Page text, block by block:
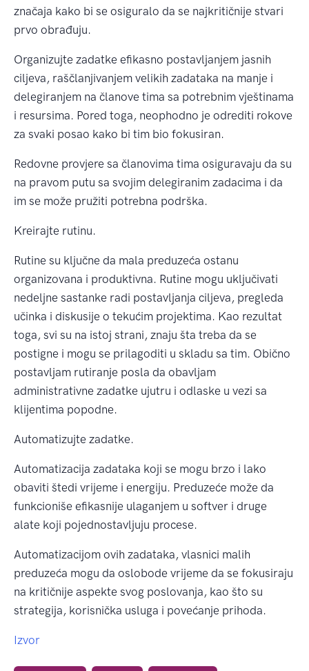
značaja kako bi se osiguralo da se najkritičnije stvari
prvo obrađuju.
Organizujte zadatke efikasno postavljanjem jasnih
ciljeva, raščlanjivanjem velikih zadataka na manje i
delegiranjem na članove tima sa potrebnim vještinama
i resursima. Pored toga, neophodno je odrediti rokove
za svaki posao kako bi tim bio fokusiran.
Redovne provjere sa članovima tima osiguravaju da su
na pravom putu sa svojim delegiranim zadacima i da
im se može pružiti potrebna podrška.
Kreirajte rutinu.
Rutine su ključne da mala preduzeća ostanu
organizovana i produktivna. Rutine mogu uključivati
nedeljne sastanke radi postavljanja ciljeva, pregleda
učinka i diskusije o tekućim projektima. Kao rezultat
toga, svi su na istoj strani, znaju šta treba da se
postigne i mogu se prilagoditi u skladu sa tim. Obično
postavljam rutiranje posla da obavljam
administrativne zadatke ujutru i odlaske u vezi sa
klijentima popodne.
Automatizujte zadatke.
Automatizacija zadataka koji se mogu brzo i lako
obaviti štedi vrijeme i energiju. Preduzeće može da
funkcioniše efikasnije ulaganjem u softver i druge
alate koji pojednostavljuju procese.
Automatizacijom ovih zadataka, vlasnici malih
preduzeća mogu da oslobode vrijeme da se fokusiraju
na kritičnije aspekte svog poslovanja, kao što su
strategija, korisnička usluga i povećanje prihoda.
Izvor